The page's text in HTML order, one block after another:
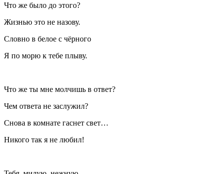
Что же было до этого?
Жизнью это не назову.
Словно в белое с чёрного
Я по морю к тебе плыву.
Что же ты мне молчишь в ответ?
Чем ответа не заслужил?
Снова в комнате гаснет свет…
Никого так я не любил!